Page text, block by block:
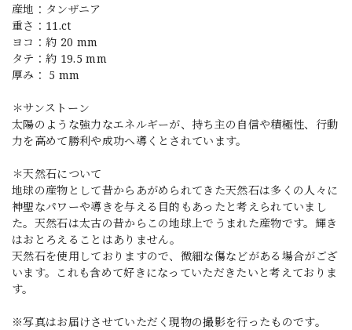
産地：タンザニア
重さ：11.ct
ヨコ：約 20 mm
タテ：約 19.5 mm
厚み： 5 mm
＊サンストーン
太陽のような強力なエネルギーが、持ち主の自信や積極性、行動
力を高めて勝利や成功ヘ導くとされています。
＊天然石について
地球の産物として昔からあがめられてきた天然石は多くの人々に
神聖なパワーや導きを与える目的もあったと考えられていまし
た。天然石は太古の昔からこの地球上でうまれた産物です。輝き
はおとろえることはありません。
天然石を使用しておりますので、微細な傷などがある場合がござ
います。これも含めて好きになっていただきたいと考えておりま
す。
※写真はお届けさせていただく現物の撮影を行ったものです。